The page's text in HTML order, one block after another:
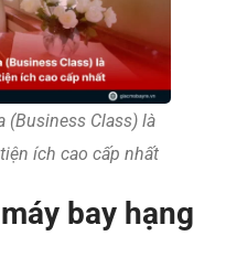
(Business Class) là
ích cao cấp nhất
bay hạng